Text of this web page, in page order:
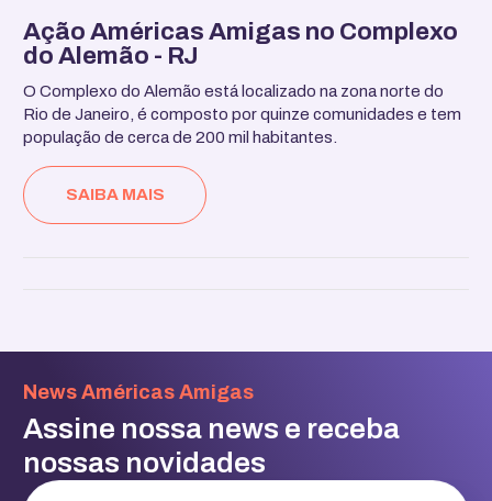
Ação Américas Amigas no Complexo
do Alemão - RJ
O Complexo do Alemão está localizado na zona norte do
Rio de Janeiro, é composto por quinze comunidades e tem
população de cerca de 200 mil habitantes.
SAIBA MAIS
News Américas Amigas
Assine nossa news e receba
nossas novidades